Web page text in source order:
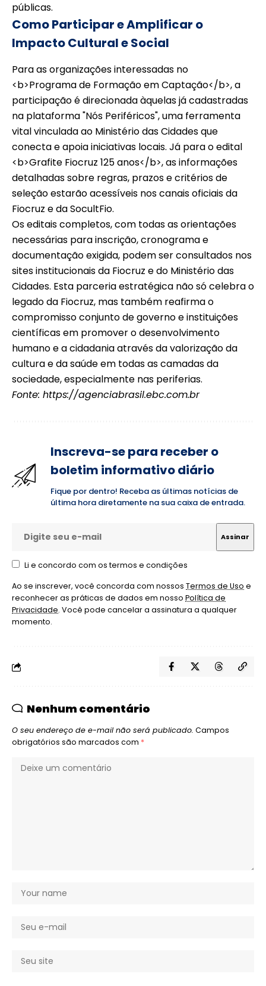
públicas.
Como Participar e Amplificar o
Impacto Cultural e Social
Para as organizações interessadas no
<b>Programa de Formação em Captação</b>, a
participação é direcionada àquelas já cadastradas
na plataforma "Nós Periféricos", uma ferramenta
vital vinculada ao Ministério das Cidades que
conecta e apoia iniciativas locais. Já para o edital
<b>Grafite Fiocruz 125 anos</b>, as informações
detalhadas sobre regras, prazos e critérios de
seleção estarão acessíveis nos canais oficiais da
Fiocruz e da SocultFio.
Os editais completos, com todas as orientações
necessárias para inscrição, cronograma e
documentação exigida, podem ser consultados nos
sites institucionais da Fiocruz e do Ministério das
Cidades. Esta parceria estratégica não só celebra o
legado da Fiocruz, mas também reafirma o
compromisso conjunto de governo e instituições
científicas em promover o desenvolvimento
humano e a cidadania através da valorização da
cultura e da saúde em todas as camadas da
sociedade, especialmente nas periferias.
Fonte: https://agenciabrasil.ebc.com.br
Inscreva-se para receber o
boletim informativo diário
Fique por dentro! Receba as últimas notícias de
última hora diretamente na sua caixa de entrada.
Li e concordo com os termos e condições
Ao se inscrever, você concorda com nossos Termos de Uso e
reconhecer as práticas de dados em nosso Política de
Privacidade. Você pode cancelar a assinatura a qualquer
momento.
Nenhum comentário
O seu endereço de e-mail não será publicado. Campos
obrigatórios são marcados com *